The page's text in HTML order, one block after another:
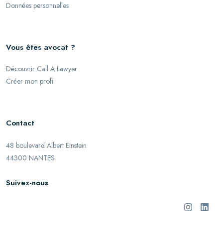
Données personnelles
Vous êtes avocat ?
Découvrir Call A Lawyer
Créer mon profil
Contact
48 boulevard Albert Einstein
44300 NANTES
Suivez-nous